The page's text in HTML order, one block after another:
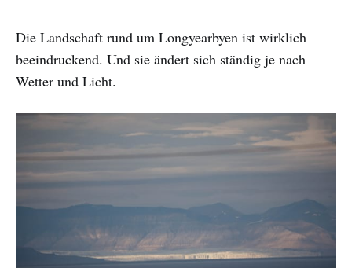
Die Landschaft rund um Longyearbyen ist wirklich
beeindruckend. Und sie ändert sich ständig je nach
Wetter und Licht.